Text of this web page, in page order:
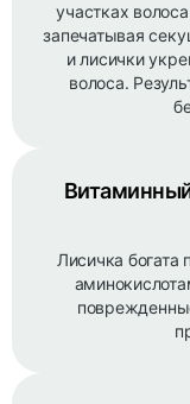
участках
запечатывая
и лисички
волоса.
Лисичка